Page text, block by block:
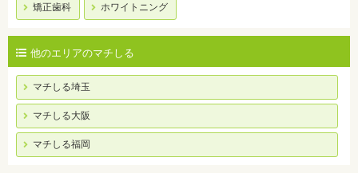
矯正歯科 ホワイトニング
他のエリアのマチしる
マチしる埼玉
マチしる大阪
マチしる福岡